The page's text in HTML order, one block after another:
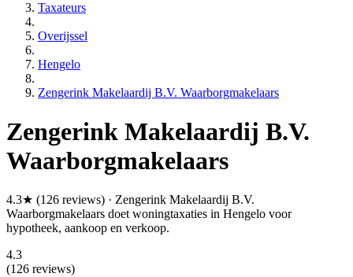
Taxateurs
Overijssel
Hengelo
Zengerink Makelaardij B.V. Waarborgmakelaars
Zengerink Makelaardij B.V.
Waarborgmakelaars
4.3★ (126 reviews) · Zengerink Makelaardij B.V.
Waarborgmakelaars doet woningtaxaties in Hengelo voor
hypotheek, aankoop en verkoop.
4.3
(126 reviews)